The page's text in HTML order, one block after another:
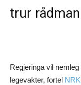
trur
Regjeringa vil
legevakter, fortel